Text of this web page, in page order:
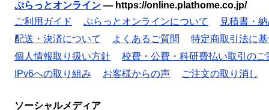
ぷらっとオンライン — https://online.plathome.co.jp/
ご利用ガイド
ぷらっとオンラインについて
見積書・
配送・決済について
よくあるご質問
特定商取引法に
個人情報取り扱い方針
校費・公費・科研費払い取引のご
IPv6への取り組み
お客様からの声 ご注文の取り消し
ソーシャルメディア